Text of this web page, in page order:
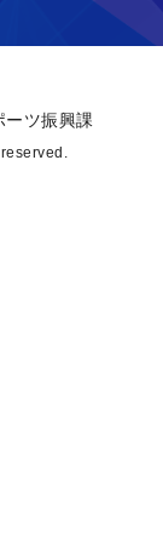
ーツ振興課